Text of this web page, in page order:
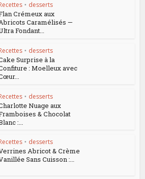
• desserts
Crémeux aux
Caramélisés —
Fondant...
• desserts
Surprise à la
: Moelleux avec
• desserts
Nuage aux
& Chocolat
:...
• desserts
Abricot & Crème
Sans Cuisson :...